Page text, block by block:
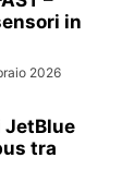
in
2026
JetBlue
tra